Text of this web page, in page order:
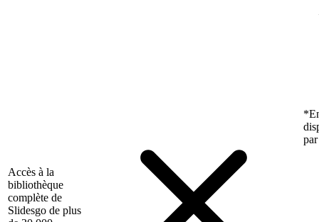
Accès à la
bibliothèque
complète de
Slidesgo de plus